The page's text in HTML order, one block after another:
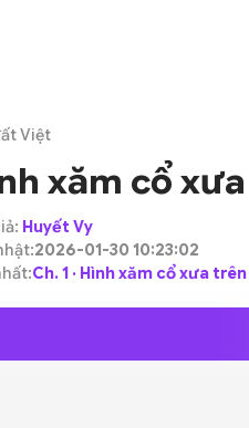
Việt
xăm cổ
Huyết Vy
2026-01-30 10:23:02
Ch. 1 · Hình xăm cổ xưa